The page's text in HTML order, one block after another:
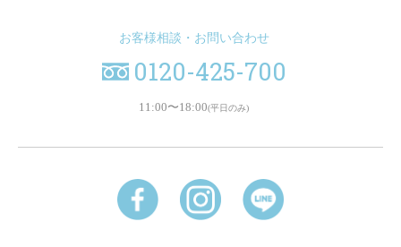
お客様相談・お問い合わせ
0120-425-700
11:00〜18:00(平日のみ)